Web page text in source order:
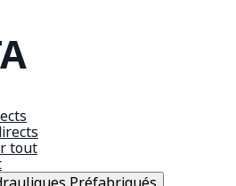
tout
Préfabriqués